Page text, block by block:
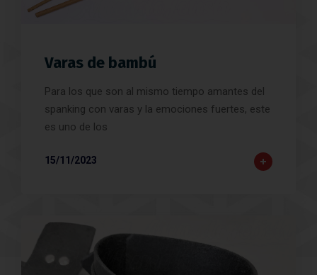
Varas de bambú
Para los que son al mismo tiempo amantes del
spanking con varas y la emociones fuertes, este
es uno de los
15/11/2023